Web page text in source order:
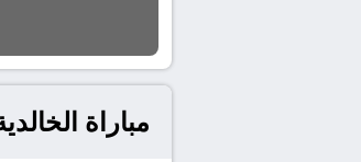
مباراة